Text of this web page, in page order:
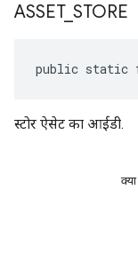
ASSET_ STORE
public static
स्टोर ऐसेट का आईडी.